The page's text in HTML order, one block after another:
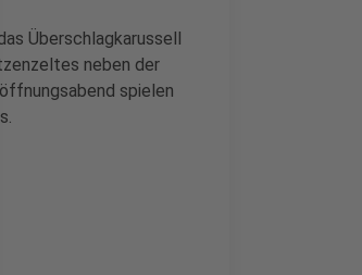
Überschlagkarussell
neben der
spielen